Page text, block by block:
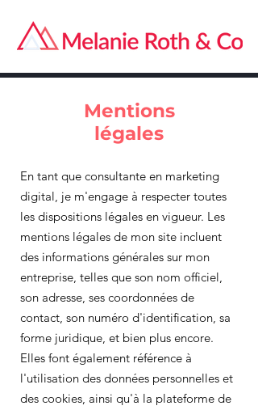
Mentions
légales
En tant que consultante en marketing
digital, je m'engage à respecter toutes
les dispositions légales en vigueur. Les
mentions légales de mon site incluent
des informations générales sur mon
entreprise, telles que son nom officiel,
son adresse, ses coordonnées de
contact, son numéro d'identification, sa
forme juridique, et bien plus encore.
Elles font également référence à
l'utilisation des données personnelles et
des cookies, ainsi qu'à la plateforme de